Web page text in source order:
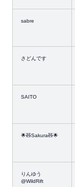
sabre
さどんです
SAITO
🌟🧸Sakura🧸🌟
りんゆう
@WildRift